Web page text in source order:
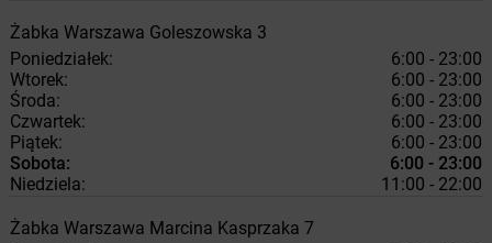
Żabka Warszawa Goleszowska 3
Poniedziałek:
6:00 - 23:00
Wtorek:
6:00 - 23:00
Środa:
6:00 - 23:00
Czwartek:
6:00 - 23:00
Piątek:
6:00 - 23:00
Sobota:
6:00 - 23:00
Niedziela:
11:00 - 22:00
Żabka Warszawa Marcina Kasprzaka 7